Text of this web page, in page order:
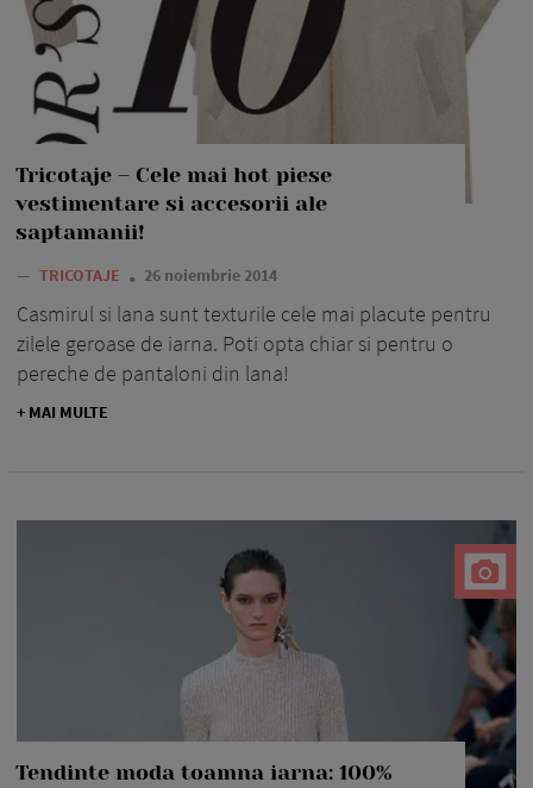
Tricotaje – Cele mai hot piese
vestimentare si accesorii ale
saptamanii!
— TRICOTAJE 26 noiembrie 2014
Casmirul si lana sunt texturile cele mai placute pentru
zilele geroase de iarna. Poti opta chiar si pentru o
pereche de pantaloni din lana!
+ MAI MULTE
Tendinte moda toamna iarna: 100%